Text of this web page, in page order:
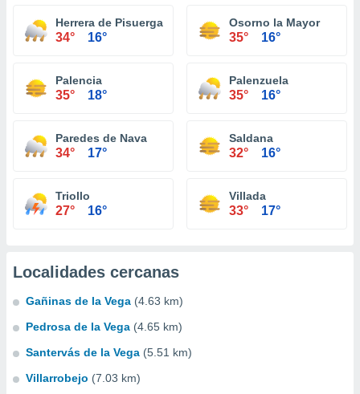
Herrera de Pisuerga
34° 16°
Osorno la Mayor
35° 16°
Palencia
35° 18°
Palenzuela
35° 16°
Paredes de Nava
34° 17°
Saldana
32° 16°
Triollo
27° 16°
Villada
33° 17°
Localidades cercanas
Gañinas de la Vega (4.63 km)
Pedrosa de la Vega (4.65 km)
Santervás de la Vega (5.51 km)
Villarrobejo (7.03 km)